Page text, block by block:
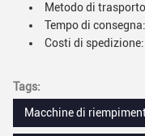
Metodo di
Tempo di
Costi di
Tags:
Macchine di